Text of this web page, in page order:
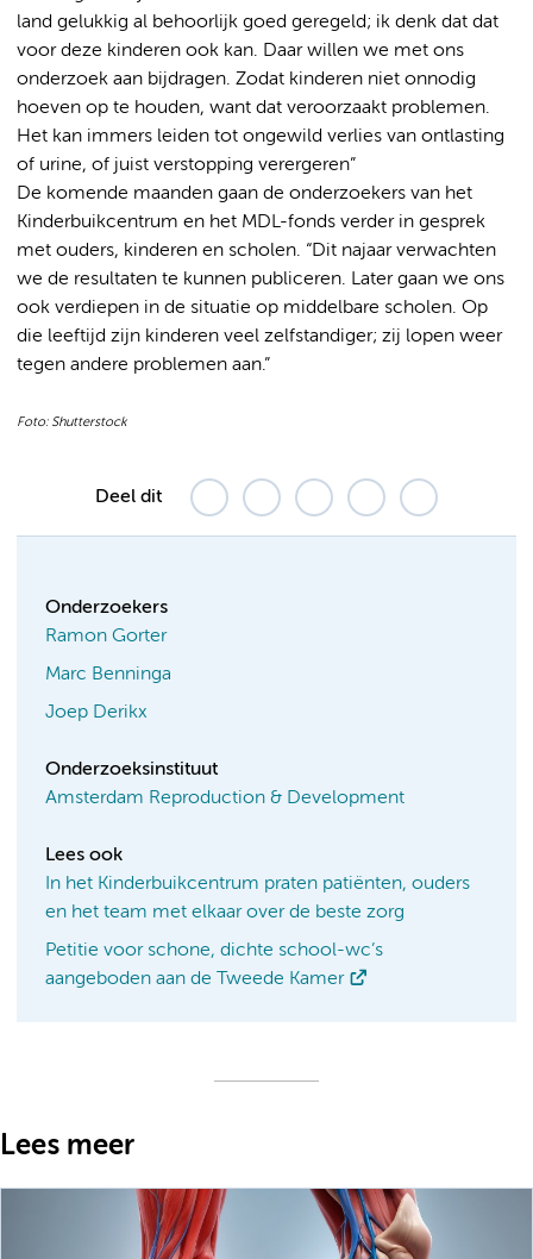
land gelukkig al behoorlijk goed geregeld; ik denk dat dat
voor deze kinderen ook kan. Daar willen we met ons
onderzoek aan bijdragen. Zodat kinderen niet onnodig
hoeven op te houden, want dat veroorzaakt problemen.
Het kan immers leiden tot ongewild verlies van ontlasting
of urine, of juist verstopping verergeren”
De komende maanden gaan de onderzoekers van het
Kinderbuikcentrum en het MDL-fonds verder in gesprek
met ouders, kinderen en scholen. “Dit najaar verwachten
we de resultaten te kunnen publiceren. Later gaan we ons
ook verdiepen in de situatie op middelbare scholen. Op
die leeftijd zijn kinderen veel zelfstandiger; zij lopen weer
tegen andere problemen aan.”
Foto: Shutterstock
Deel dit
Onderzoekers
Ramon Gorter
Marc Benninga
Joep Derikx
Onderzoeksinstituut
Amsterdam Reproduction & Development
Lees ook
In het Kinderbuikcentrum praten patiënten, ouders
en het team met elkaar over de beste zorg
Petitie voor schone, dichte school-wc’s
aangeboden aan de Tweede Kamer
Lees meer